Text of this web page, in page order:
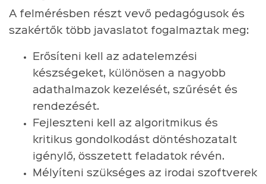
A felmérésben részt vevő pedagógusok és
szakértők több javaslatot fogalmaztak meg:
Erősíteni kell az adatelemzési
készségeket, különösen a nagyobb
adathalmazok kezelését, szűrését és
rendezését.
Fejleszteni kell az algoritmikus és
kritikus gondolkodást döntéshozatalt
igénylő, összetett feladatok révén.
Mélyíteni szükséges az irodai szoftverek